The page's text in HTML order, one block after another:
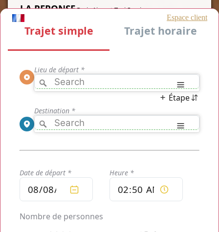
LA REPONSEParis Airport Taxi Service
Votre transportParis Airport Taxi Serviceen ligne est un
charge à n'importe quel moment avec une SIMPLE
Service, c'est tout une équipe de transport qui prend en
charge votre transport et qui se relaient de jour comme de
nuit 24/24h pour vous assurer qu'un chauffeur de notre
soit toujours à votre
N'attendez plus pour enfin profiter d'un transport de très
transport en ligne avec votre ordinateur ou votre
Votre chauffeur
Paris Airport Taxi Service
n'attend plus
que vous pour se mettre en route, confirmez votre course et
votre transport est assuré, votrechauffeur Paris Airport
de plus que de profiter de votre transport en ligne avec